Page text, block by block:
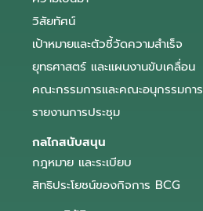
วิสัยทัศน์
เป้าหมายและตัวชี้วัดความสำเร็จ
ยุทธศาสตร์ และแผนงานขับเคลื่อน
คณะกรรมการและคณะอนุกรรมการ
รายงานการประชุม
กลไกสนับสนุน
กฎหมาย และระเบียบ
สิทธิประโยชน์ของกิจการ BCG